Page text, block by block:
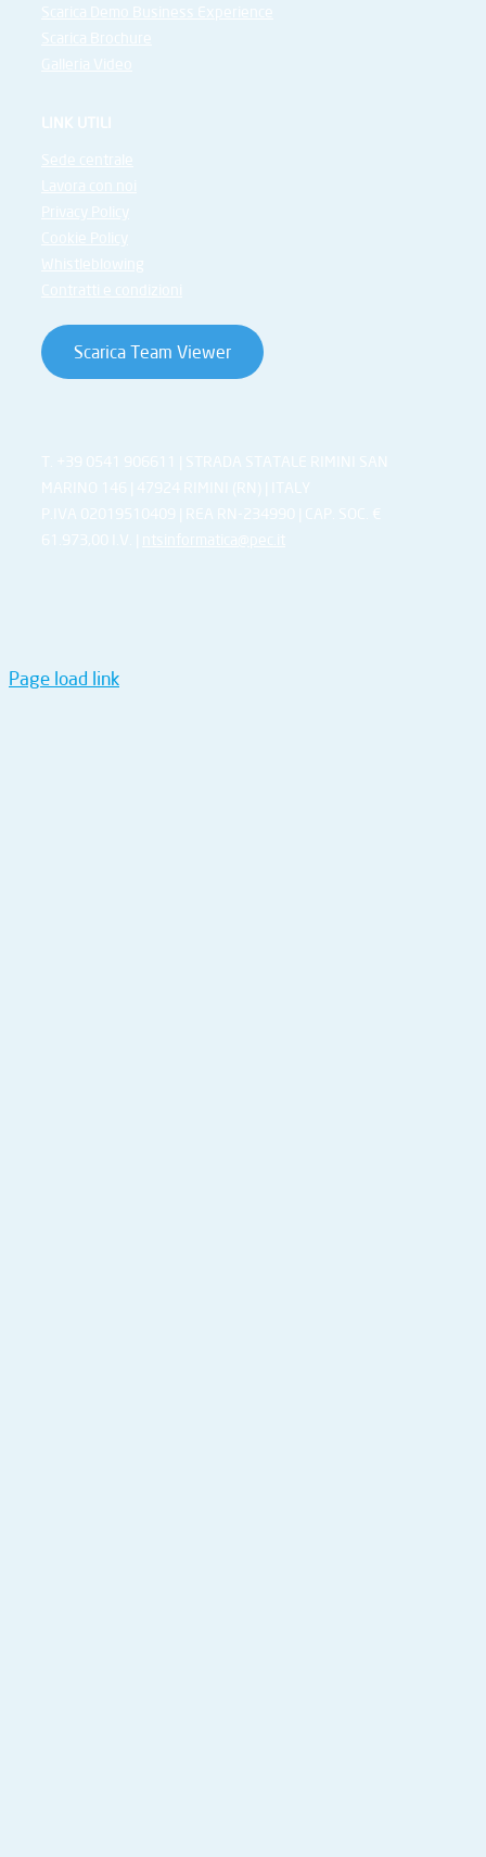
Scarica Demo Business Experience
Scarica Brochure
Galleria Video
LINK UTILI
Sede centrale
Lavora con noi
Privacy Policy
Cookie Policy
Whistleblowing
Contratti e condizioni
Scarica Team Viewer
T. +39 0541 906611 | STRADA STATALE RIMINI SAN
MARINO 146 | 47924 RIMINI (RN) | ITALY
P.IVA 02019510409 | REA RN-234990 | CAP. SOC. €
61.973,00 I.V. | ntsinformatica@pec.it
Page load link